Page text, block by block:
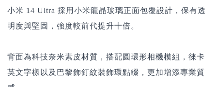
小米 14 Ultra 採用小米龍晶玻璃正面包覆設計，保有透
明度與堅固，強度較前代提升十倍。
背面為科技奈米素皮材質，搭配圓環形相機模組，徠卡
英文字樣以及巴黎飾釘紋裝飾環點綴，更加增添專業質